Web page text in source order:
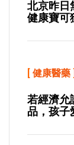
北京昨日
健康寶可
[ 健康醫藥 ]
若經濟允
品，孩子